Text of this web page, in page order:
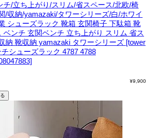
チ/立ち上がり/スリム/省スペース/北欧/椅
/収納/yamazaki/タワーシリーズ/白/ホワイ
シューズラック 靴箱 玄関椅子 下駄箱 靴
ベンチ 玄関ベンチ 立ち上がり スリム 省ス
納 靴収納 yamazaki タワーシリーズ [tower
シューズラック 4787 4788
¥9,900